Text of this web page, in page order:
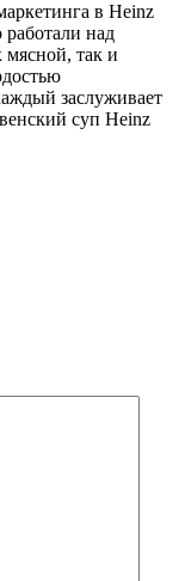
в Heinz
над
так и
заслуживает
суп Heinz